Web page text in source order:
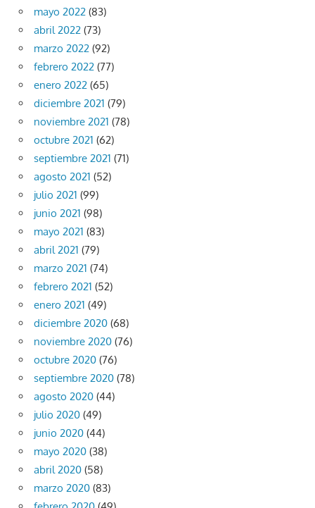
mayo 2022 (83)
abril 2022 (73)
marzo 2022 (92)
febrero 2022 (77)
enero 2022 (65)
diciembre 2021 (79)
noviembre 2021 (78)
octubre 2021 (62)
septiembre 2021 (71)
agosto 2021 (52)
julio 2021 (99)
junio 2021 (98)
mayo 2021 (83)
abril 2021 (79)
marzo 2021 (74)
febrero 2021 (52)
enero 2021 (49)
diciembre 2020 (68)
noviembre 2020 (76)
octubre 2020 (76)
septiembre 2020 (78)
agosto 2020 (44)
julio 2020 (49)
junio 2020 (44)
mayo 2020 (38)
abril 2020 (58)
marzo 2020 (83)